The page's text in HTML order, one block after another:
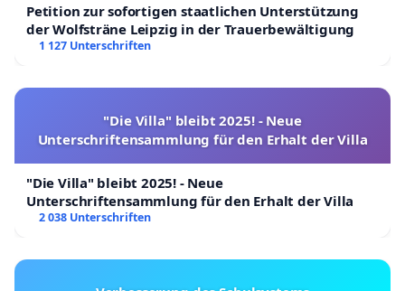
Petition zur sofortigen staatlichen Unterstützung
der Wolfsträne Leipzig in der Trauerbewältigung
1 127 Unterschriften
"Die Villa" bleibt 2025! - Neue
Unterschriftensammlung für den Erhalt der Villa
"Die Villa" bleibt 2025! - Neue
Unterschriftensammlung für den Erhalt der Villa
2 038 Unterschriften